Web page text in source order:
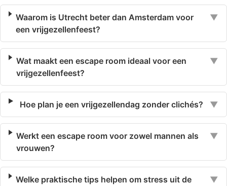
Waarom is Utrecht beter dan Amsterdam voor
een vrijgezellenfeest?
▼
Wat maakt een escape room ideaal voor een
vrijgezellenfeest?
▼
Hoe plan je een vrijgezellendag zonder clichés? ▼
Werkt een escape room voor zowel mannen als
vrouwen?
▼
Welke praktische tips helpen om stress uit de
▼